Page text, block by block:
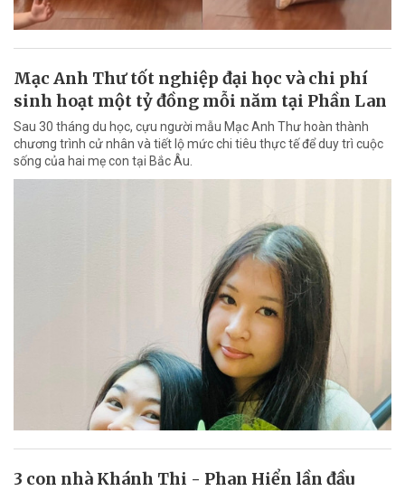
Mạc Anh Thư tốt nghiệp đại học và chi phí
sinh hoạt một tỷ đồng mỗi năm tại Phần Lan
Sau 30 tháng du học, cựu người mẫu Mạc Anh Thư hoàn thành
chương trình cử nhân và tiết lộ mức chi tiêu thực tế để duy trì cuộc
sống của hai mẹ con tại Bắc Âu.
3 con nhà Khánh Thi - Phan Hiển lần đầu